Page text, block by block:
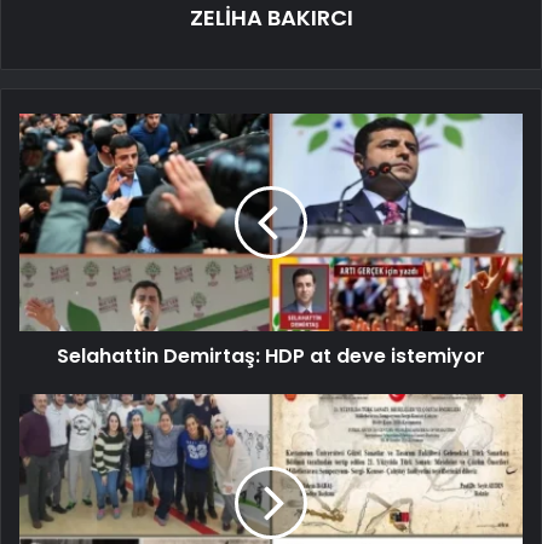
ZELİHA BAKIRCI
Selahattin Demirtaş: HDP at deve istemiyor